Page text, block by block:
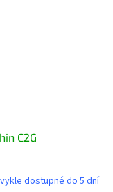
C2G
dostupné do 5 dní